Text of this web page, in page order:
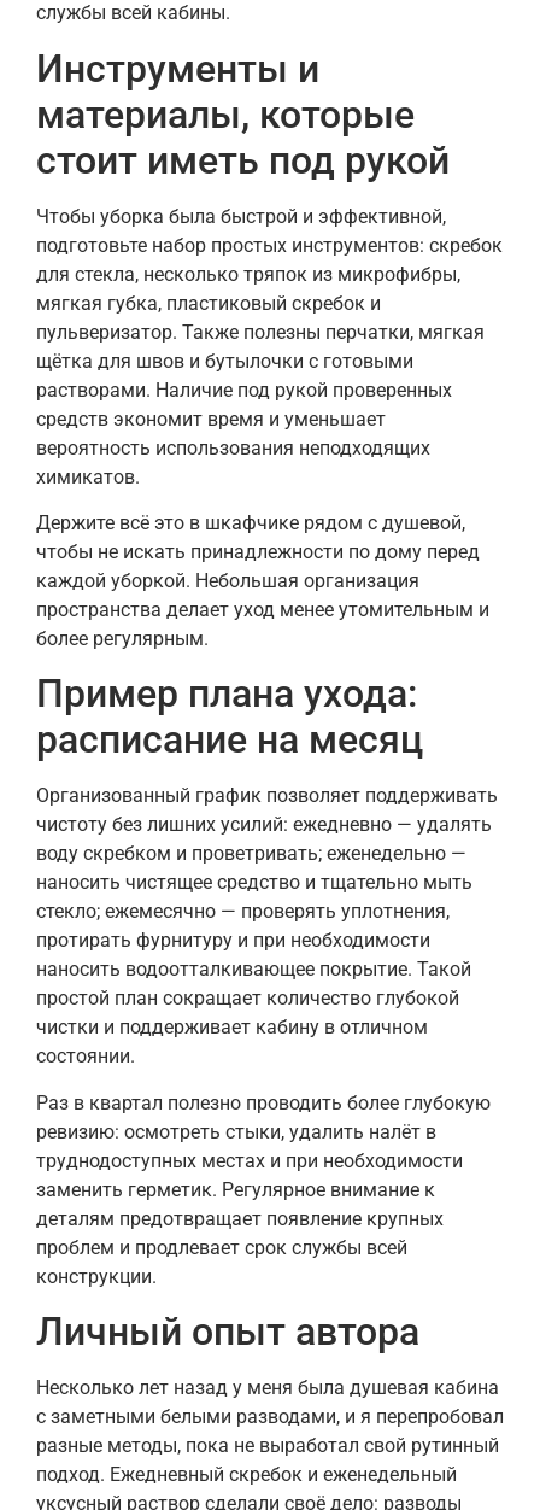
службы всей кабины.
Инструменты и
материалы, которые
стоит иметь под рукой
Чтобы уборка была быстрой и эффективной,
подготовьте набор простых инструментов: скребок
для стекла, несколько тряпок из микрофибры,
мягкая губка, пластиковый скребок и
пульверизатор. Также полезны перчатки, мягкая
щётка для швов и бутылочки с готовыми
растворами. Наличие под рукой проверенных
средств экономит время и уменьшает
вероятность использования неподходящих
химикатов.
Держите всё это в шкафчике рядом с душевой,
чтобы не искать принадлежности по дому перед
каждой уборкой. Небольшая организация
пространства делает уход менее утомительным и
более регулярным.
Пример плана ухода:
расписание на месяц
Организованный график позволяет поддерживать
чистоту без лишних усилий: ежедневно — удалять
воду скребком и проветривать; еженедельно —
наносить чистящее средство и тщательно мыть
стекло; ежемесячно — проверять уплотнения,
протирать фурнитуру и при необходимости
наносить водоотталкивающее покрытие. Такой
простой план сокращает количество глубокой
чистки и поддерживает кабину в отличном
состоянии.
Раз в квартал полезно проводить более глубокую
ревизию: осмотреть стыки, удалить налёт в
труднодоступных местах и при необходимости
заменить герметик. Регулярное внимание к
деталям предотвращает появление крупных
проблем и продлевает срок службы всей
конструкции.
Личный опыт автора
Несколько лет назад у меня была душевая кабина
с заметными белыми разводами, и я перепробовал
разные методы, пока не выработал свой рутинный
подход. Ежедневный скребок и еженедельный
уксусный раствор сделали своё дело: разводы